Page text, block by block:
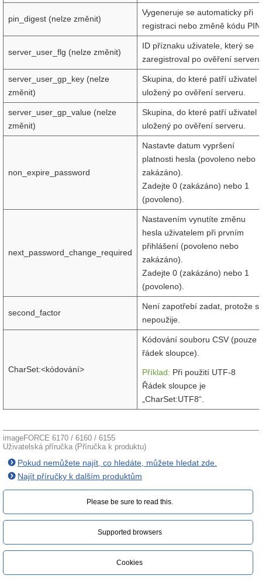
pin_digest (nelze změnit)
Vygeneruje se automaticky při
registraci nebo změně kódu
server_user_flg (nelze změnit)
ID příznaku uživatele, který se
zaregistroval po ověření
server_user_gp_key (nelze
změnit)
Skupina, do které patří uživatel
uložený po ověření serveru.
server_user_gp_value (nelze
změnit)
Skupina, do které patří uživatel
uložený po ověření serveru.
non_expire_password
Nastavte datum vypršení
platnosti hesla (povoleno nebo
zakázáno).
Zadejte 0 (zakázáno) nebo 1
(povoleno).
next_password_change_required
Nastavením vynutíte změnu
hesla uživatelem při prvním
přihlášení (povoleno nebo
zakázáno).
Zadejte 0 (zakázáno) nebo 1
(povoleno).
second_factor
Není zapotřebí zadat, protože
nepoužije.
CharSet:<kódování>
Kódování souboru CSV (pouze
řádek sloupce).
Příklad: Při použití UTF-8
Řádek sloupce je
„CharSet:UTF8“.
imageFORCE 6170 / 6160 / 6155
Uživatelská příručka (Příručka k produktu)
Pokud nemůžete najít, co hledáte, můžete hledat zde.
Najít příručky k dalším produktům
Please be sure to read this.‎
Supported browsers
Cookies